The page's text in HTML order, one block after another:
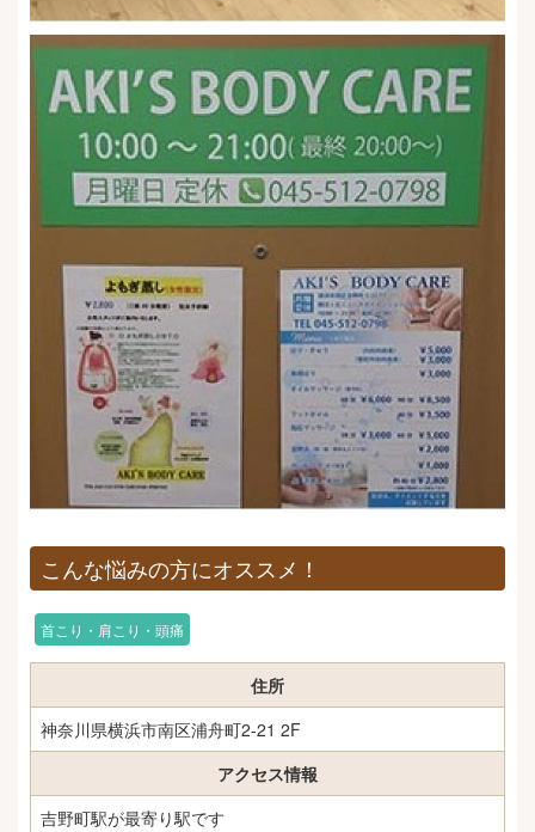
こんな悩みの方にオススメ！
首こり・肩こり・頭痛
住所
神奈川県横浜市南区浦舟町2-21 2F
アクセス情報
吉野町駅が最寄り駅です